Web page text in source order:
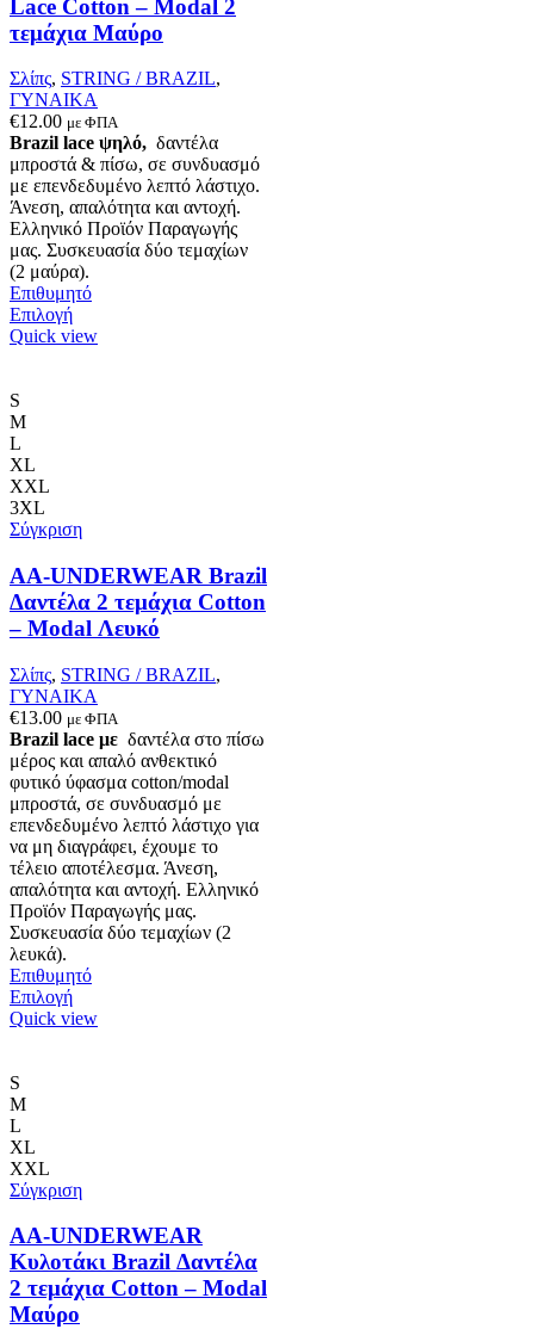
Lace Cotton – Modal 2
τεμάχια Μαύρο
Σλίπς, STRING / BRAZIL,
ΓΥΝΑΙΚΑ
€12.00 με ΦΠΑ
Brazil lace ψηλό, δαντέλα
μπροστά & πίσω, σε συνδυασμό
με επενδεδυμένο λεπτό λάστιχο.
Άνεση, απαλότητα και αντοχή.
Ελληνικό Προϊόν Παραγωγής
μας. Συσκευασία δύο τεμαχίων
(2 μαύρα).
Επιθυμητό
ΕπιλογήΑυτό
το
επιλεγούν
σελίδα
του
προϊόντος
Quick view
S
M
L
XL
XXL
3XL
Σύγκριση
AA-UNDERWEAR Brazil
Δαντέλα 2 τεμάχια Cotton
– Modal Λευκό
Σλίπς, STRING / BRAZIL,
ΓΥΝΑΙΚΑ
€13.00 με ΦΠΑ
Brazil lace με δαντέλα στο πίσω
μέρος και απαλό ανθεκτικό
φυτικό ύφασμα cotton/modal
μπροστά, σε συνδυασμό με
επενδεδυμένο λεπτό λάστιχο για
να μη διαγράφει, έχουμε το
τέλειο αποτέλεσμα. Άνεση,
απαλότητα και αντοχή. Ελληνικό
Προϊόν Παραγωγής μας.
Συσκευασία δύο τεμαχίων (2
λευκά).
Επιθυμητό
ΕπιλογήΑυτό
το
να
στη
σελίδα
του
προϊόντος
Quick view
S
M
L
XL
XXL
Σύγκριση
AA-UNDERWEAR
Κυλοτάκι Brazil Δαντέλα
2 τεμάχια Cotton – Modal
Μαύρο